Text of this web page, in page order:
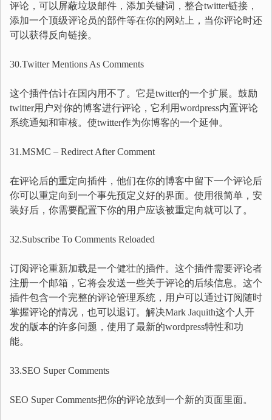
评论，可以屏蔽垃圾邮件，添加关键词，整合twitter链接，
添加一个顶级评论员的部件等在你的网站上，当你评论时还
可以获得反向链接。
30.Twitter Mentions As Comments
这个插件估计在国内用不了。它是twitter的一个扩展。鼓励
twitter用户对你的博客进行评论，它利用wordpress内置评论
系统通知和审核。使twitter作为你博客的一个延伸。
31.MSMC – Redirect After Comment
在评论后的重定向插件，他们在你的博客中留下一个评论后
你可以重定向到一个事先预定义好的界面。使用很简单，安
装好后，你需要配置下你的用户应该被重定向就可以了。
32.Subscribe To Comments Reloaded
订阅评论重新加载是一个健壮的插件。这个插件需要评论者
注册一个邮箱，它将会发送一些关于评论的后续信息。这个
插件包含一个完整的评论管理系统，用户可以通过订阅随时
掌握评论的情况，也可以退订。解决Mark Jaquith这个人开
发的版本的许多问题，使用了最新的wordpress特性和功
能。
33.SEO Super Comments
SEO Super Comments把你的评论放到一个新的页面里面。